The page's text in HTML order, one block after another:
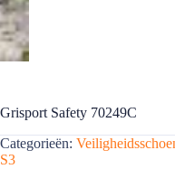
Grisport Safety 70249C
Categorieën:
S3